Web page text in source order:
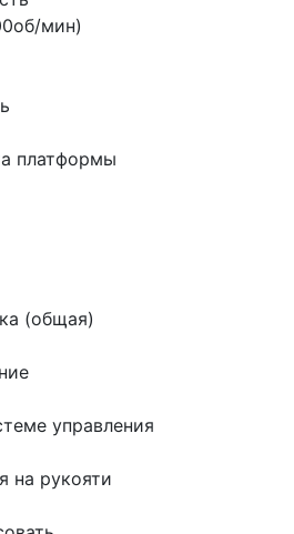
мин)
платформы
(общая)
управления
на рукояти